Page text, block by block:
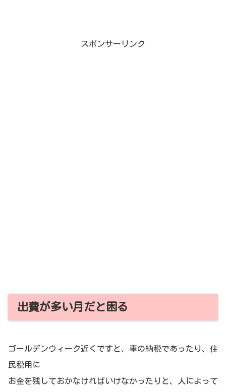
スポンサーリンク
出費が多い月だと困る
ゴールデンウィーク近くですと、車の納税であったり、住
民税用に
お金を残しておかなければいけなかったりと、人によって